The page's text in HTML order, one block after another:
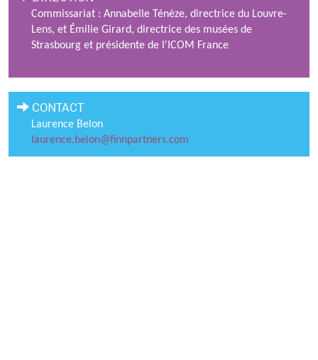
Commissariat : Annabelle Ténèze, directrice du Louvre-
Lens, et Émilie Girard, directrice des musées de
Strasbourg et présidente de l'ICOM France
CONTACT
Laurence Belon
laurence.belon@finnpartners.com